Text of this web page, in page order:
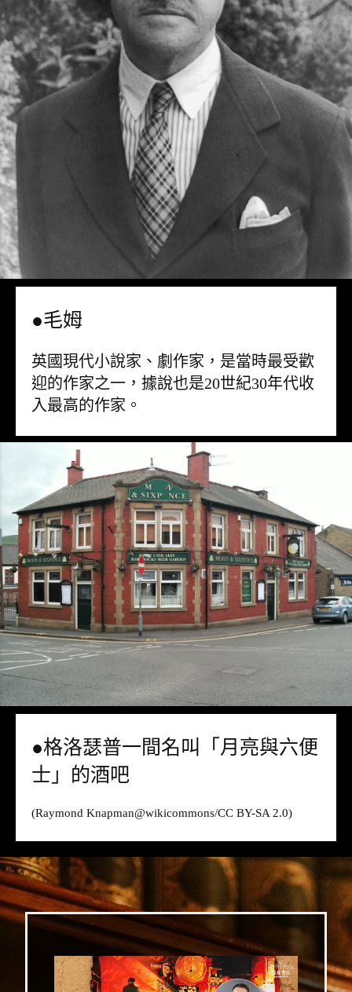
●毛姆
英國現代小說家、劇作家，是當時最受歡
迎的作家之一，據說也是20世紀30年代收
入最高的作家。
●格洛瑟普一間名叫「月亮與六便
士」的酒吧
(Raymond Knapman@wikicommons/CC BY-SA 2.0)